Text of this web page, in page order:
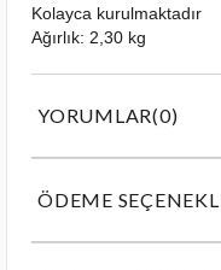
Kolayca kurulmaktadır
Ağırlık: 2,30 kg
YORUMLAR(0)
ÖDEME